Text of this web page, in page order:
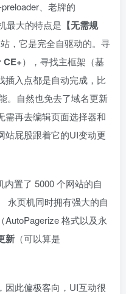
、老牌的
最大的特点是 【无需规
，它是完全自驱动的。寻
CE+），寻找主框架（基
插入点都是自动完成，比
。自然也免去了域名更新
需再去编辑页面选择器和
站屁股跟着它的UI变动更
置了 5000 个网站的自
永页机同时拥有强大的自
格式以及永
新 （可以算是
因此偏极客向，UI互动很